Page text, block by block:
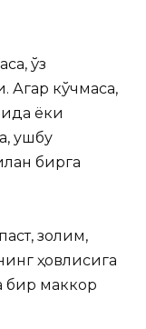
ўз
Агар кўчмаса,
ёки
ушбу
бирга
золим,
ҳовлисига
бир маккор